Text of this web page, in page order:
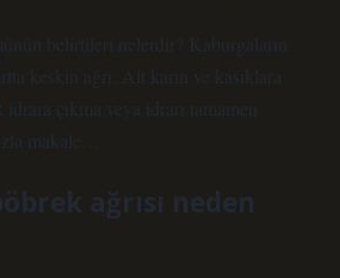
belirtileri nelerdir? Kaburgaların
keskin ağrı. Alt karın ve kasıklara
çıkma veya idrarı tamamen
makale…
ağrısı neden